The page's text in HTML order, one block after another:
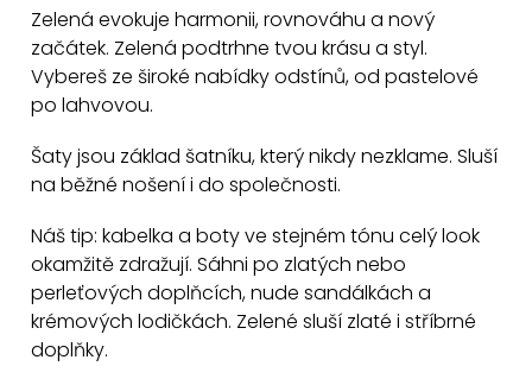
a
c
í
r
v
y
v
ý
p
Zelená evokuje harmonii, rovnováhu a nový
začátek. Zelená podtrhne tvou krásu a styl.
Vybereš ze široké nabídky odstínů, od pastelové
po lahvovou.
Šaty jsou základ šatníku, který nikdy nezklame. Sluší
na běžné nošení i do společnosti.
Náš tip: kabelka a boty ve stejném tónu celý look
okamžitě zdražují. Sáhni po zlatých nebo
perleťových doplňcích, nude sandálkách a
krémových lodičkách. Zelené sluší zlaté i stříbrné
doplňky.